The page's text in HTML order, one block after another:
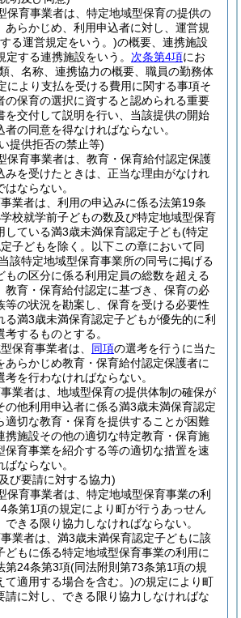
保育事業者は、特定地域型保育の提供の
あらかじめ、利用申込者に対し、運営規
る運営規定をいう。)の概要、連携施設
定する連携施設をいう。 次条第4項にお
、名称、連携協力の概要、職員の勤務体
により支払を受ける費用に関する事項そ
の保育の選択に資すると認められる重要
を交付して説明を行い、当該提供の開始
の同意を得なければならない。
提供拒否の禁止等)
保育事業者は、教育・保育給付認定保護
みを受けたときは、正当な理由がなけれ
ならない。
業者は、利用の申込みに係る法第19条
校就学前子どもの数及び特定地域型保育
している満3歳未満保育認定子ども(特定
子どもを除く。以下この章において同
該特定地域型保育事業所の同号に掲げる
もの区分に係る利用定員の総数を超える
教育・保育給付認定に基づき、保育の必
等の状況を勘案し、保育を受ける必要性
る満3歳未満保育認定子どもが優先的に利
するものとする。
保育事業者は、 同項の選考を行うに当た
あらかじめ教育・保育給付認定保護者に
を行わなければならない。
業者は、地域型保育の提供体制の確保が
の他利用申込者に係る満3歳未満保育認定
適切な教育・保育を提供することが困難
携施設その他の適切な特定教育・保育施
保育事業を紹介する等の適切な措置を速
ならない。
び要請に対する協力)
保育事業者は、特定地域型保育事業の利
条第1項の規定により町が行うあっせん
できる限り協力しなければならない。
業者は、満3歳未満保育認定子どもに該
どもに係る特定地域型保育事業の利用に
第24条第3項(同法附則第73条第1項の規
て適用する場合を含む。)の規定により町
請に対し、できる限り協力しなければな